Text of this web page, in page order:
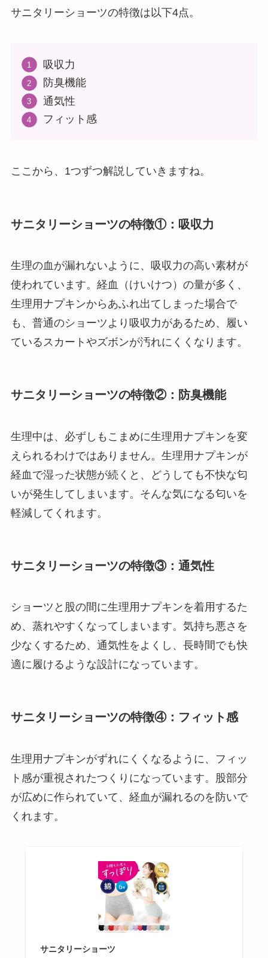
サニタリーショーツの特徴は以下4点。
吸収力
防臭機能
通気性
フィット感
ここから、1つずつ解説していきますね。
サニタリーショーツの特徴①：吸収力
生理の血が漏れないように、吸収力の高い素材が
使われています。経血（けいけつ）の量が多く、
生理用ナプキンからあふれ出てしまった場合で
も、普通のショーツより吸収力があるため、履い
ているスカートやズボンが汚れにくくなります。
サニタリーショーツの特徴②：防臭機能
生理中は、必ずしもこまめに生理用ナプキンを変
えられるわけではありません。生理用ナプキンが
経血で湿った状態が続くと、どうしても不快な匂
いが発生してしまいます。そんな気になる匂いを
軽減してくれます。
サニタリーショーツの特徴③：通気性
ショーツと股の間に生理用ナプキンを着用するた
め、蒸れやすくなってしまいます。気持ち悪さを
少なくするため、通気性をよくし、長時間でも快
適に履けるような設計になっています。
サニタリーショーツの特徴④：フィット感
生理用ナプキンがずれにくくなるように、フィッ
ト感が重視されたつくりになっています。股部分
が広めに作られていて、経血が漏れるのを防いで
くれます。
サニタリーショーツ